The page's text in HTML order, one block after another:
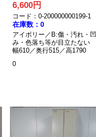
6,600円
コード：0-200000000199-1
在庫数：0
アイボリー／B:傷・汚れ・凹
み・色落ち等が目立たない
幅610／奥行515／高1790
0